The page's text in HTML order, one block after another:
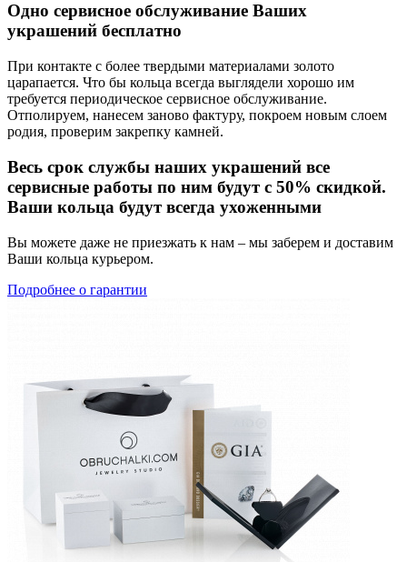
Одно сервисное обслуживание Ваших
украшений бесплатно
При контакте с более твердыми материалами золото
царапается. Что бы кольца всегда выглядели хорошо им
требуется периодическое сервисное обслуживание.
Отполируем, нанесем заново фактуру, покроем новым слоем
родия, проверим закрепку камней.
Весь срок службы наших украшений все
сервисные работы по ним будут с 50% скидкой.
Ваши кольца будут всегда ухоженными
Вы можете даже не приезжать к нам – мы заберем и доставим
Ваши кольца курьером.
Подробнее о гарантии